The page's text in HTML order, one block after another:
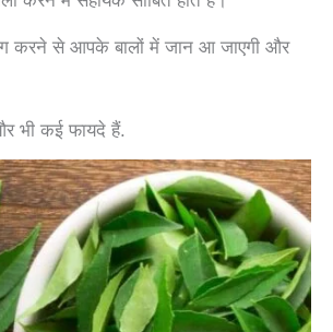
करने से आपके बालों में जान आ जाएगी और
भी कई फायदे हैं.